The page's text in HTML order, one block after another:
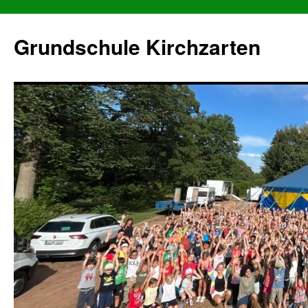
Grundschule Kirchzarten